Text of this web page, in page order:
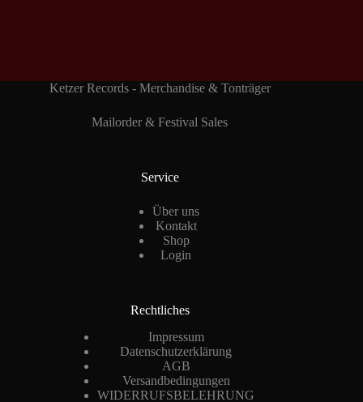
Ketzer Records - Merchandise & Tonträger
Mailorder & Festival Sales
Service
Über uns
Kontakt
Shop
Login
Rechtliches
Impressum
Datenschutzerklärung
AGB
Versandbedingungen
WIDERRUFSBELEHRUNG